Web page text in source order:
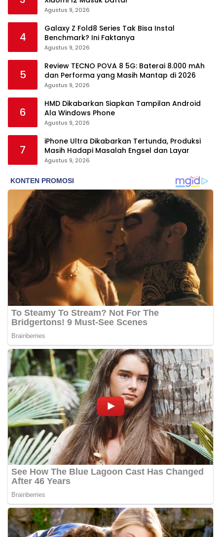
Agustus 9, 2026
4
Galaxy Z Fold8 Series Tak Bisa Instal
Benchmark? Ini Faktanya
Agustus 9, 2026
5
Review TECNO POVA 8 5G: Baterai 8.000 mAh
dan Performa yang Masih Mantap di 2026
Agustus 9, 2026
6
HMD Dikabarkan Siapkan Tampilan Android
Ala Windows Phone
Agustus 9, 2026
7
iPhone Ultra Dikabarkan Tertunda, Produksi
Masih Hadapi Masalah Engsel dan Layar
Agustus 9, 2026